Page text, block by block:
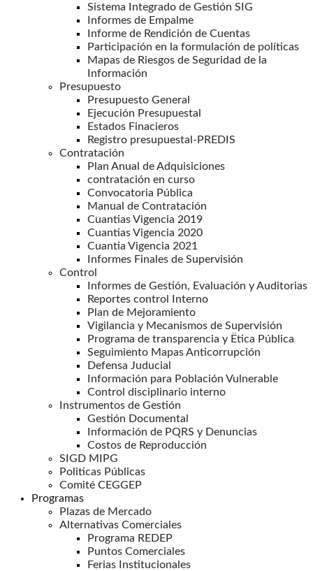
Sistema Integrado de Gestión SIG
Informes de Empalme
Informe de Rendición de Cuentas
Participación en la formulación de políticas
Mapas de Riesgos de Seguridad de la
Información
Presupuesto
Presupuesto General
Ejecución Presupuestal
Estados Finacieros
Registro presupuestal-PREDIS
Contratación
Plan Anual de Adquisiciones
contratación en curso
Convocatoria Pública
Manual de Contratación
Cuantias Vigencia 2019
Cuantias Vigencia 2020
Cuantia Vigencia 2021
Informes Finales de Supervisión
Control
Informes de Gestión, Evaluación y Auditorias
Reportes control Interno
Plan de Mejoramiento
Vigilancia y Mecanismos de Supervisión
Programa de transparencia y Ëtica Pública
Seguimiento Mapas Anticorrupción
Defensa Juducial
Información para Población Vulnerable
Control disciplinario interno
Instrumentos de Gestión
Gestión Documental
Información de PQRS y Denuncias
Costos de Reproducción
SIGD MIPG
Politicas Públicas
Comité CEGGEP
Programas
Plazas de Mercado
Alternativas Comerciales
Programa REDEP
Puntos Comerciales
Ferias Institucionales